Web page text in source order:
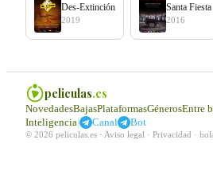
Des-Extinción
2019
Santa Fiesta
2016
peliculas.es
NovedadesBajasPlataformasGénerosEntre
Inteligencia| Canal Bot
© 2026 peliculas.es · Aviso legal · Privacidad ·